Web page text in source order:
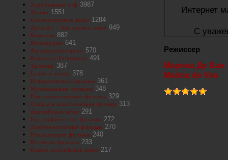
Интернет
С
Режиссер
Марина Де Ван
Marina de Van
Зарубежные х/ф 3987
Драма 1551
Отечественное кино 1284
Артхаус - Авторское кино 949
Комедия 882
Мелодрама 641
Французское кино 570
Классика Голливуда 491
Триллер 387
Балет и танец 378
Исторические фильмы 361
Музыкальные фильмы 348
Приключенческие фильмы 329
Оперы и классическая музыка 313
Английское кино 291
Биографические фильмы 272
Документальные фильмы 270
Итальянские фильмы 240
Военные фильмы 233
Новое российское кино 217